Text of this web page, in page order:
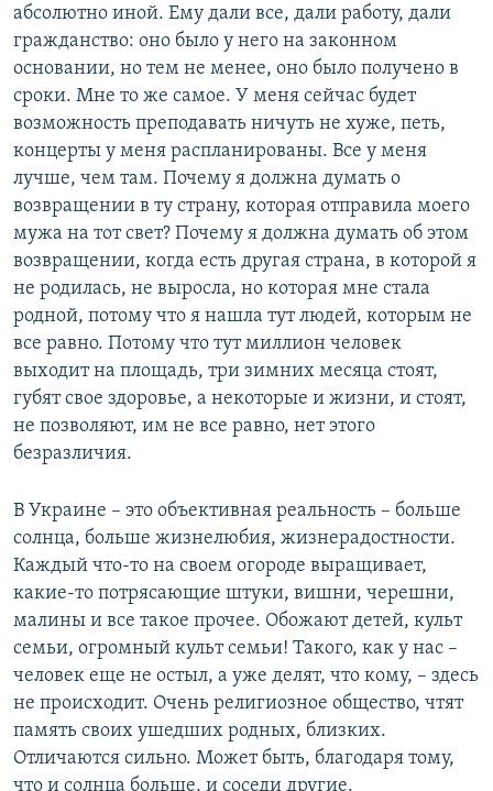
абсолютно иной. Ему дали все, дали работу, дали
гражданство: оно было у него на законном
основании, но тем не менее, оно было получено в
сроки. Мне то же самое. У меня сейчас будет
возможность преподавать ничуть не хуже, петь,
концерты у меня распланированы. Все у меня
лучше, чем там. Почему я должна думать о
возвращении в ту страну, которая отправила моего
мужа на тот свет? Почему я должна думать об этом
возвращении, когда есть другая страна, в которой я
не родилась, не выросла, но которая мне стала
родной, потому что я нашла тут людей, которым не
все равно. Потому что тут миллион человек
выходит на площадь, три зимних месяца стоят,
губят свое здоровье, а некоторые и жизни, и стоят,
не позволяют, им не все равно, нет этого
безразличия.
В Украине – это объективная реальность – больше
солнца, больше жизнелюбия, жизнерадостности.
Каждый что-то на своем огороде выращивает,
какие-то потрясающие штуки, вишни, черешни,
малины и все такое прочее. Обожают детей, культ
семьи, огромный культ семьи! Такого, как у нас –
человек еще не остыл, а уже делят, что кому, – здесь
не происходит. Очень религиозное общество, чтят
память своих ушедших родных, близких.
Отличаются сильно. Может быть, благодаря тому,
что и солнца больше, и соседи другие.